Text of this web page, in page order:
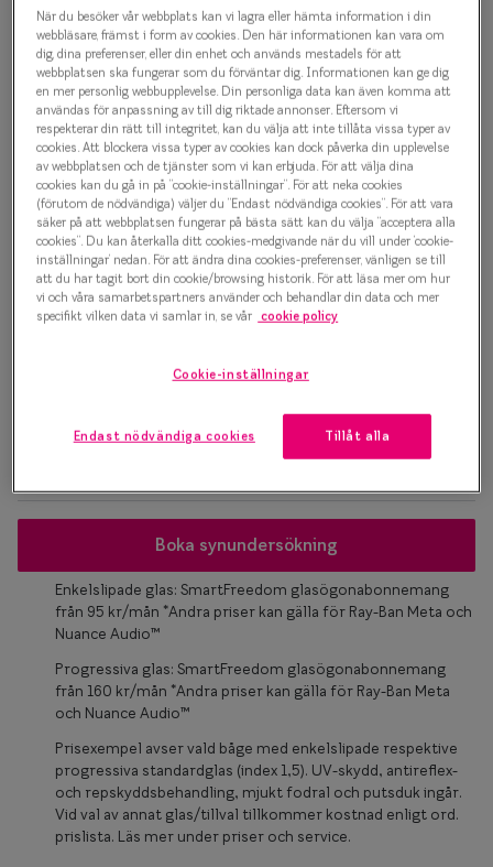
Taberg
Trender
Glasögonbåge
1 500 kr
Välj färg:
Svart
Osäker på vilken storlek du har? Se vår Storleksguide
Boka synundersökning
Enkelslipade glas: SmartFreedom glasögonabonnemang
från 95 kr/mån *Andra priser kan gälla för Ray-Ban Meta och
Nuance Audio™
Progressiva glas: SmartFreedom glasögonabonnemang
från 160 kr/mån *Andra priser kan gälla för Ray-Ban Meta
och Nuance Audio™
Prisexempel avser vald båge med enkelslipade respektive
progressiva standardglas (index 1,5). UV-skydd, antireflex-
och repskyddsbehandling, mjukt fodral och putsduk ingår.
Vid val av annat glas/tillval tillkommer kostnad enligt ord.
prislista. Läs mer under priser och service.
När du besöker vår webbplats kan vi lagra eller hämta information i din
webbläsare, främst i form av cookies. Den här informationen kan vara om
dig, dina preferenser, eller din enhet och används mestadels för att
webbplatsen ska fungerar som du förväntar dig. Informationen kan ge dig
en mer personlig webbupplevelse. Din personliga data kan även komma att
användas för anpassning av till dig riktade annonser. Eftersom vi
respekterar din rätt till integritet, kan du välja att inte tillåta vissa typer av
cookies. Att blockera vissa typer av cookies kan dock påverka din upplevelse
av webbplatsen och de tjänster som vi kan erbjuda. För att välja dina
cookies kan du gå in på ”cookie-inställningar”. För att neka cookies
(förutom de nödvändiga) väljer du ”Endast nödvändiga cookies”. För att vara
säker på att webbplatsen fungerar på bästa sätt kan du välja ”acceptera alla
cookies”. Du kan återkalla ditt cookies-medgivande när du vill under ’cookie-
inställningar’ nedan. För att ändra dina cookies-preferenser, vänligen se till
att du har tagit bort din cookie/browsing historik. För att läsa mer om hur
vi och våra samarbetspartners använder och behandlar din data och mer
specifikt vilken data vi samlar in, se vår cookie policy
Cookie-inställningar
Endast nödvändiga cookies Tillåt alla